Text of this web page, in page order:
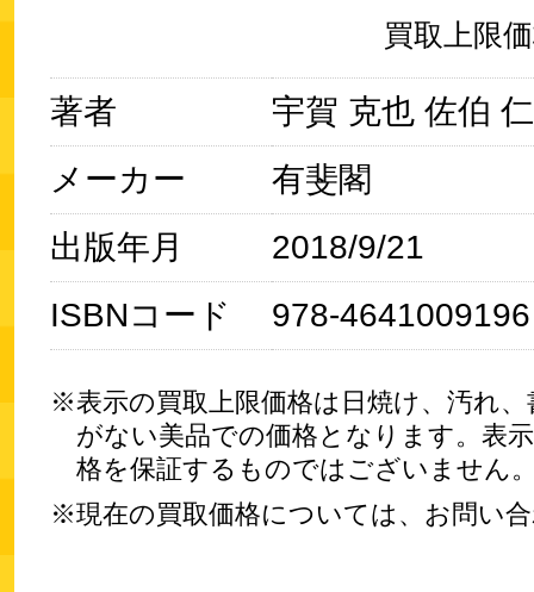
買取上限
著者
宇賀 克也 佐伯
メーカー
有斐閣
出版年月
2018/9/21
ISBNコード
978-4641009196
表示の買取上限価格は日焼け、汚れ
がない美品での価格となります。表
格を保証するものではございません
現在の買取価格については、お問い